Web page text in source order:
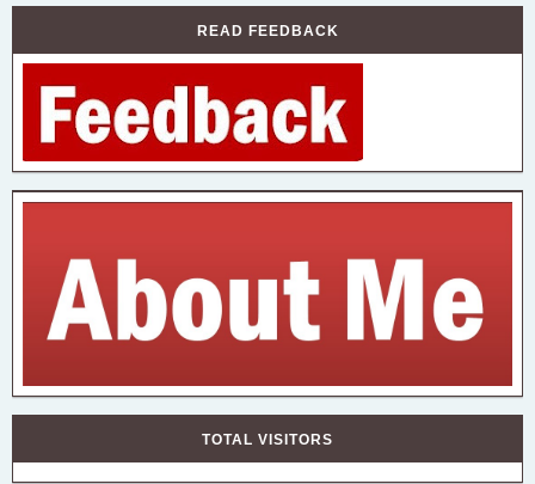
READ FEEDBACK
TOTAL VISITORS